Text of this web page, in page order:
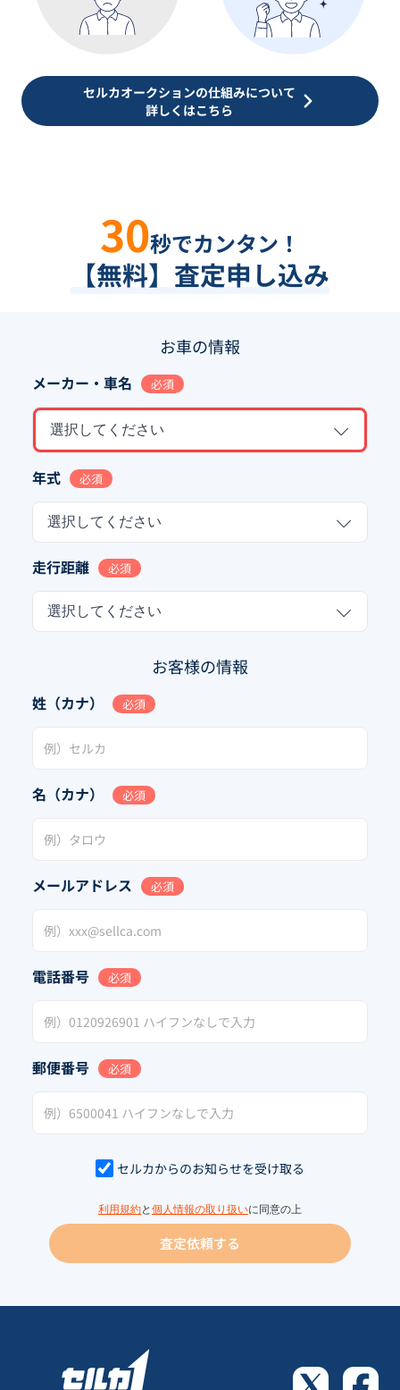
セルカオークションの仕組みについて
詳しくはこちら
30秒でカンタン！
【無料】査定申し込み
お車の情報
メーカー・車名 必須
選択してください
年式 必須
選択してください
走行距離 必須
選択してください
お客様の情報
姓（カナ） 必須
名（カナ） 必須
メールアドレス 必須
電話番号 必須
郵便番号 必須
セルカからのお知らせを受け取る
利用規約と 個人情報の取り扱いに同意の上
査定依頼する